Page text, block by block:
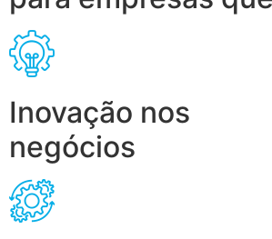
Inovação nos
negócios